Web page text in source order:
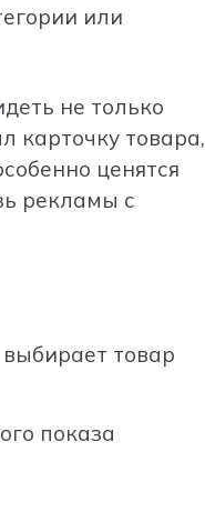
или
не только
карточку товара,
ценятся
рекламы с
товар
показа